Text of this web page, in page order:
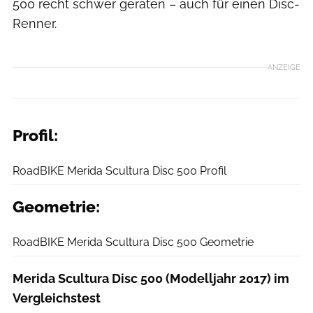
500 recht schwer geraten – auch für einen Disc-
Renner.
ANZEIGE
Profil:
RoadBIKE Merida Scultura Disc 500 Profil
Geometrie:
RoadBIKE Merida Scultura Disc 500 Geometrie
Merida Scultura Disc 500 (Modelljahr 2017) im
Vergleichstest